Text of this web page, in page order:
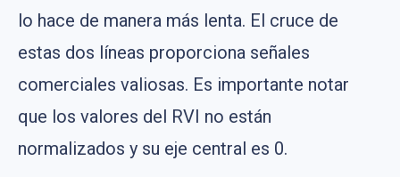
lo hace de manera más lenta. El cruce de
estas dos líneas proporciona señales
comerciales valiosas. Es importante notar
que los valores del RVI no están
normalizados y su eje central es 0.